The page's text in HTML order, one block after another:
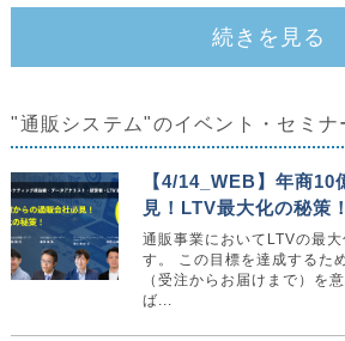
続きを見る
"通販システム"のイベント・セミナ
【4/14_WEB】年商
見！LTV最大化の秘策！
通販事業においてLTVの最
す。 この目標を達成するた
（受注からお届けまで）を
ば...